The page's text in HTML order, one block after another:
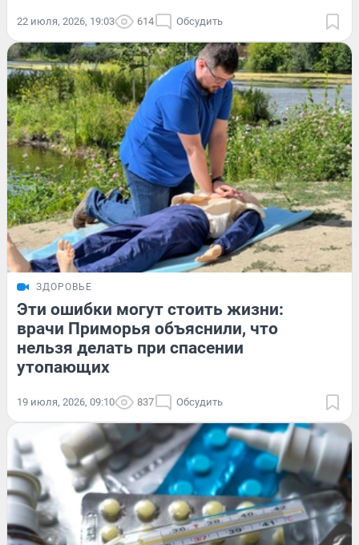
22 июля, 2026, 19:03 614 Обсудить
ЗДОРОВЬЕ
Эти ошибки могут стоить жизни:
врачи Приморья объяснили, что
нельзя делать при спасении
утопающих
19 июля, 2026, 09:10 837 Обсудить